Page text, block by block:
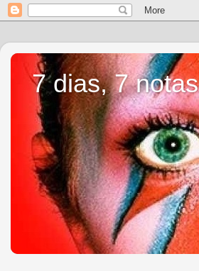
7 dias, 7 notas